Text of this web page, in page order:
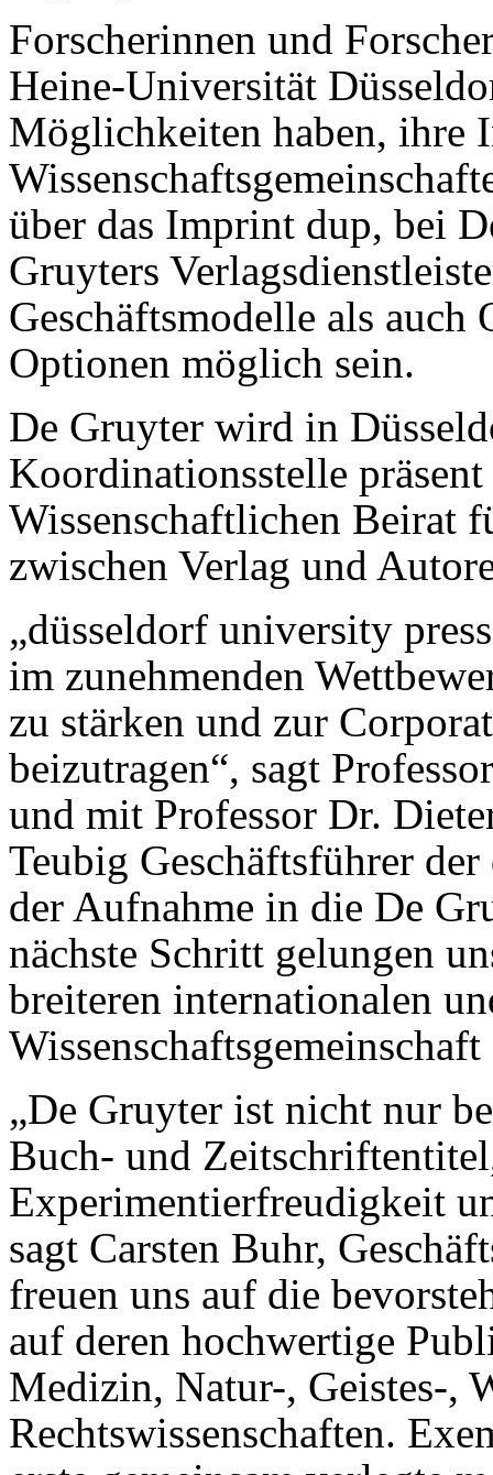
Forscherinnen und
Heine-Universität
Möglichkeiten haben, ihre
über das Imprint dup, bei
Gruyters
Geschäftsmodelle als auch
Optionen möglich sein.
De Gruyter wird in
Koordinationsstelle
Wissenschaftlichen Beirat
zwischen Verlag und
„düsseldorf university
im zunehmenden
zu stärken und zur
beizutragen“, sagt
und mit Professor Dr.
Teubig Geschäftsführer
der Aufnahme in die De
nächste Schritt gelungen
breiteren internationalen
„De Gruyter ist nicht nur
Buch- und
Experimentierfreudigkeit
sagt Carsten Buhr,
freuen uns auf die
auf deren hochwertige
Medizin, Natur-, Geistes-,
Rechtswissenschaften.